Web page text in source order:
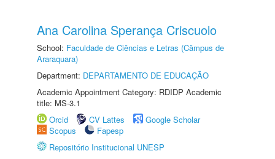
Ana Carolina Sperança Criscuolo
School: Faculdade de Ciências e Letras (Câmpus de
Araraquara)
Department: DEPARTAMENTO DE EDUCAÇÃO
Academic Appointment Category: RDIDP Academic
title: MS-3.1
Orcid
CV Lattes
Google Scholar
Scopus
Fapesp
Repositório Institucional UNESP